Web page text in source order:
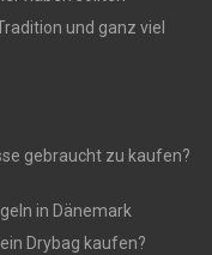
und ganz viel
gebraucht zu kaufen?
in Dänemark
Drybag kaufen?